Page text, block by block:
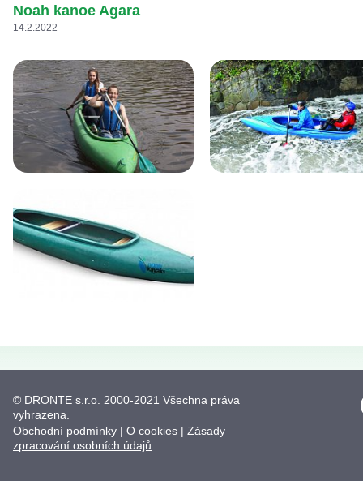
Noah kanoe Agara
14.2.2022
© DRONTE s.r.o. 2000-2021 Všechna práva
vyhrazena.
Obchodní podmínky | O cookies | Zásady
zpracování osobních údajů